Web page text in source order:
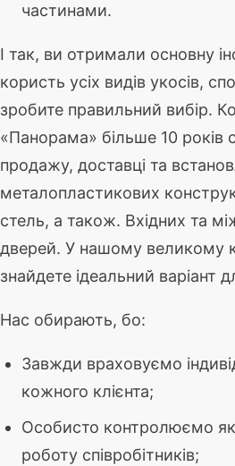
частинами.
І так, ви отримали основну
користь усіх видів укосів,
зробите правильний вибір.
«Панорама» більше 10 років
продажу, доставці та
металопластикових
стель, а також. Вхідних та
дверей. У нашому великому
знайдете ідеальний варіант
Нас обирають, бо:
Завжди враховуємо
кожного клієнта;
Особисто контролюємо
роботу співробітників;